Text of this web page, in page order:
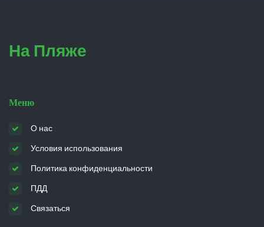
На Пляже
Меню
О нас
Условия использования
Политика конфиденциальности
ПДД
Связаться